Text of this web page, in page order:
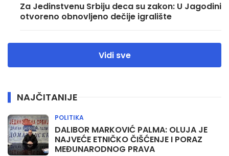
Za Jedinstvenu Srbiju deca su zakon: U Jagodini
otvoreno obnovljeno dečije igralište
Vidi sve
NAJČITANIJE
DALIBOR MARKOVIĆ PALMA: OLUJA JE
NAJVEĆE ETNIČKO ČIŠĆENJE I PORAZ
MEĐUNARODNOG PRAVA
POLITIKA